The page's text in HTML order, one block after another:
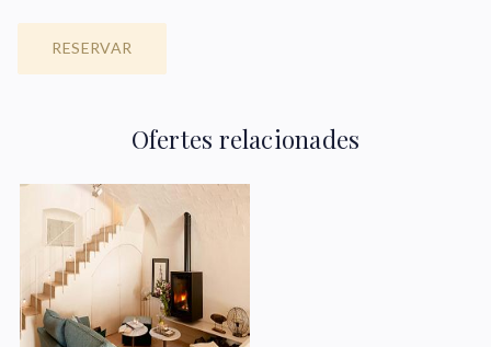
RESERVAR
Ofertes relacionades